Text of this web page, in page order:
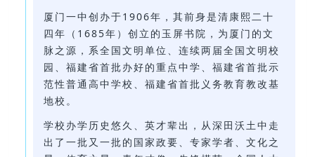
厦门一中创办于1906年，其前身是清康熙二十
四年（1685年）创立的玉屏书院，为厦门的文
脉之源，系全国文明单位、连续两届全国文明校
园、福建省首批办好的重点中学、福建省首批示
范性普通高中学校、福建省首批义务教育教改基
地校。
学校办学历史悠久、英才辈出，从深田沃土中走
出了一批又一批的国家政要、专家学者、文化之